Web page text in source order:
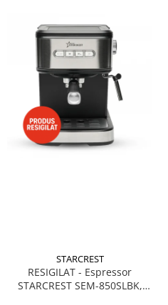
STARCREST
RESIGILAT - Espressor
STARCREST SEM-850SLBK,